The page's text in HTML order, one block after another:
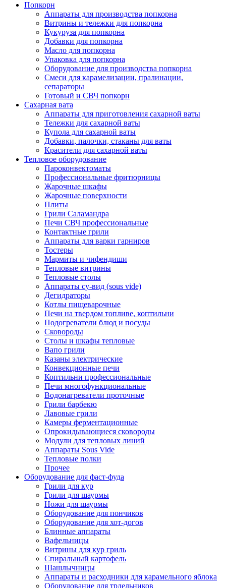
Попкорн
Аппараты для производства попкорна
Витрины и тележки для попкорна
Кукуруза для попкорна
Добавки для попкорна
Масло для попкорна
Упаковка для попкорна
Оборудование для производства попкорна
Смеси для карамелизации, пралинации,
сепараторы
Готовый и СВЧ попкорн
Сахарная вата
Аппараты для приготовления сахарной ваты
Тележки для сахарной ваты
Купола для сахарной ваты
Добавки, палочки, стаканы для ваты
Красители для сахарной ваты
Тепловое оборудование
Пароконвектоматы
Профессиональные фритюрницы
Жарочные шкафы
Жарочные поверхности
Плиты
Грили Саламандра
Печи СВЧ профессиональные
Контактные грили
Аппараты для варки гарниров
Тостеры
Мармиты и чифендиши
Тепловые витрины
Тепловые столы
Аппараты су-вид (sous vide)
Дегидраторы
Котлы пищеварочные
Печи на твердом топливе, коптильни
Подогреватели блюд и посуды
Сковороды
Столы и шкафы тепловые
Вапо грили
Казаны электрические
Конвекционные печи
Коптильни профессиональные
Печи многофункциональные
Водонагреватели проточные
Грили барбекю
Лавовые грили
Камеры ферментационные
Опрокидывающиеся сковороды
Модули для тепловых линий
Аппараты Sous Vide
Тепловые полки
Прочее
Оборудование для фаст-фуда
Грили для кур
Грили для шаурмы
Ножи для шаурмы
Оборудование для пончиков
Оборудование для хот-догов
Блинные аппараты
Вафельницы
Витрины для кур гриль
Спиральный картофель
Шашлычницы
Аппараты и расходники для карамельного яблока
Оборудование для трдельников